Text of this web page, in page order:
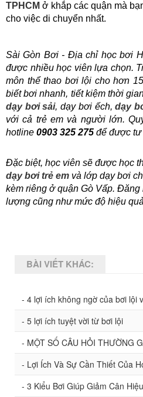
TPHCM ở khắp các quận mà
cho việc di chuyển nhất.
Sài Gòn Bơi - Địa chỉ học bơi
được nhiều học viên lựa chọn.
môn thể thao bơi lội cho hơn
biết bơi nhanh, tiết kiệm thời
dạy bơi sải, dạy bơi ếch, dạy
với cả trẻ em và người lớn.
hotline 0903 325 275 để được tư
Đặc biệt, học viên sẽ được học
dạy bơi trẻ em và lớp dạy bơi
kèm riêng ở quận Gò Vấp.
lượng cũng như mức độ hiệu
BÀI VIẾT KHÁC:
- 4 lợi ích không ngờ của bơi lội
- 5 lợi ích tuyệt vời từ bơi lội
- MỘT SỐ CÂU HỎI THƯỜNG
- Lợi Ích Và Sự Cần Thiết Của
- 3 Kiểu Bơi Giúp Giảm Cân